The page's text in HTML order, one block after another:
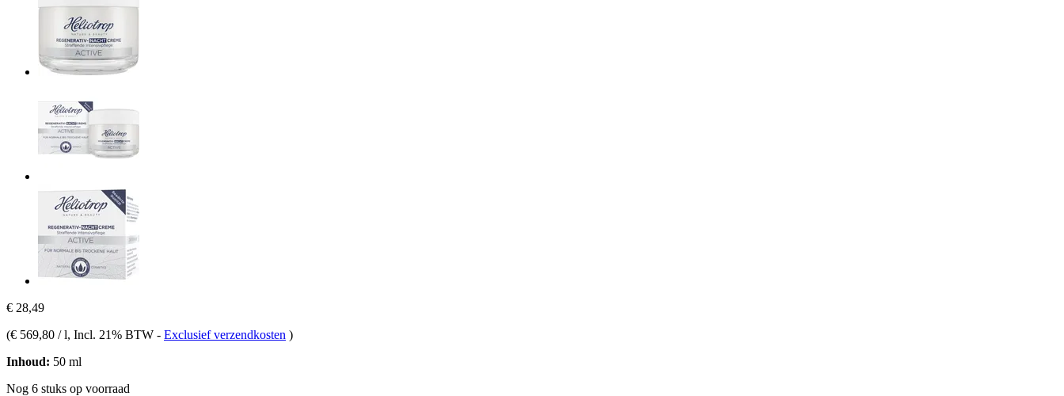
€ 28,49
(€ 569,80 / l, Incl. 21% BTW - Exclusief verzendkosten )
Inhoud: 50 ml
Nog 6 stuks op voorraad